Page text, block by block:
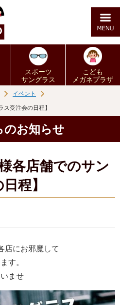
スポーツ
サングラス
こども
メガネプラザ
イベント
ス受注会の日程】
のお知らせ
各店舗でのサン
程】
店にお邪魔して
す。
ませ